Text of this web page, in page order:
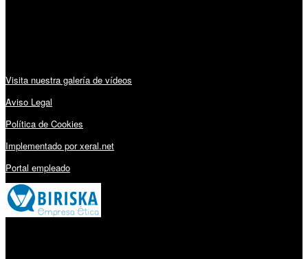
Visita nuestra galería de vídeos
Aviso Legal
Política de Cookies
Implementado por xeral.net
Portal empleado